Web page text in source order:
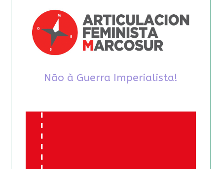
Não à Guerra Imperialista!